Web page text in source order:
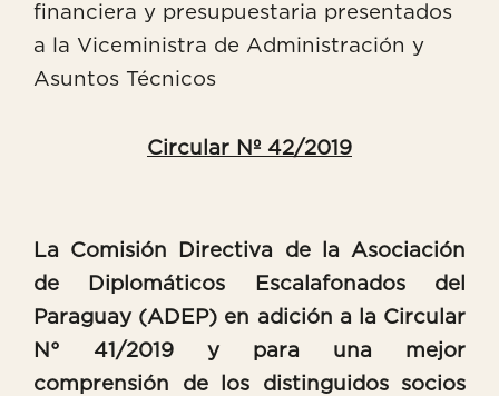
financiera y presupuestaria presentados
a la Viceministra de Administración y
Asuntos Técnicos
Circular Nº 42/2019
La Comisión Directiva de la Asociación
de Diplomáticos Escalafonados del
Paraguay (ADEP) en adición a la Circular
N° 41/2019 y para una mejor
comprensión de los distinguidos socios